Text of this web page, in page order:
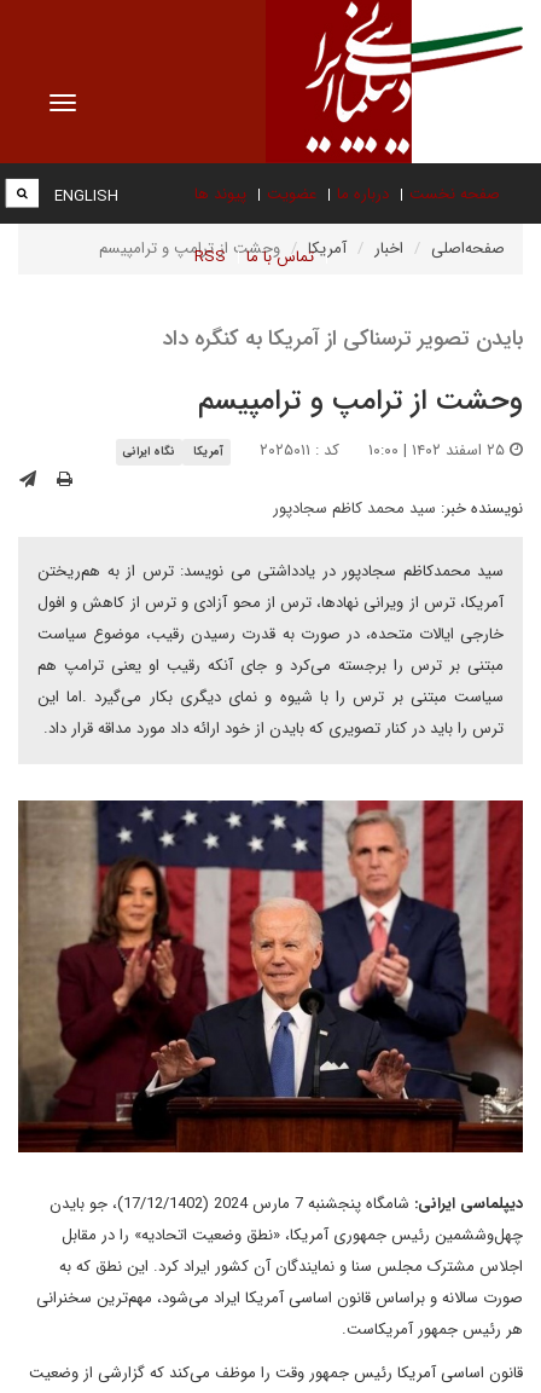
Toggle
صفحه نخست درباره ما عضویت پیوند ها
تماس با ما RSS
ENGLISH
صفحه‌اصلی اخبار آمریکا وحشت از ترامپ و ترامپیسم
بایدن تصویر ترسناکی از آمریکا به کنگره داد
وحشت از ترامپ و ترامپیسم
کد : ۲۰۲۵۰۱۱ آمریکا نگاه ایرانی
نویسنده خبر: سید محمد کاظم سجادپور
سید محمدکاظم سجادپور در یادداشتی می نویسد: ترس از به هم‌ریختن
آمریکا، ترس از ویرانی‌ نهادها، ترس از محو آزادی و ترس از کاهش و افول
خارجی ایالات متحده، در صورت به قدرت رسیدن رقیب، موضوع سیاست
مبتنی بر ترس را برجسته می‌کرد و جای آنکه رقیب او یعنی ترامپ هم
سیاست مبتنی بر ترس را با شیوه و نمای دیگری بکار می‌گیرد .اما این
ترس را باید در کنار تصویری که بایدن از خود ارائه داد مورد مداقه قرار داد.
دیپلماسی ایرانی:
شامگاه پنجشنبه 7 مارس 2024 (17/12/1402)، جو بایدن
چهل‌وششمین رئیس جمهوری آمریکا، «نطق وضعیت اتحادیه» را در مقابل
اجلاس مشترک مجلس سنا و نمایندگان آن کشور ایراد کرد. این نطق که به
صورت سالانه و براساس قانون اساسی آمریکا ایراد می‌شود، مهم‌ترین سخنرانی
هر رئیس جمهور آمریکاست.
قانون اساسی آمریکا رئیس جمهور وقت را موظف می‌کند که گزارشی از وضعیت